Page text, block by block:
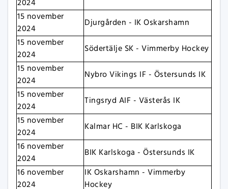
2024
15 november
2024
Djurgården - IK Oskarshamn
15 november
2024
Södertälje SK - Vimmerby Hockey
15 november
2024
Nybro Vikings IF - Östersunds IK
15 november
2024
Tingsryd AIF - Västerås IK
15 november
2024
Kalmar HC - BIK Karlskoga
16 november
2024
BIK Karlskoga - Östersunds IK
16 november
2024
IK Oskarshamn - Vimmerby
Hockey